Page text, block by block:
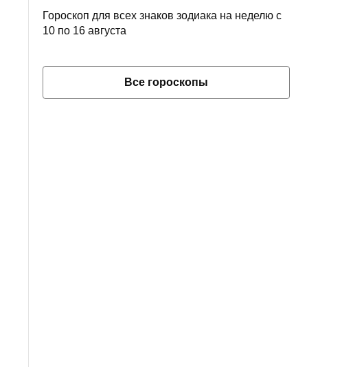
Гороскоп для всех знаков зодиака на неделю с
10 по 16 августа
Все гороскопы